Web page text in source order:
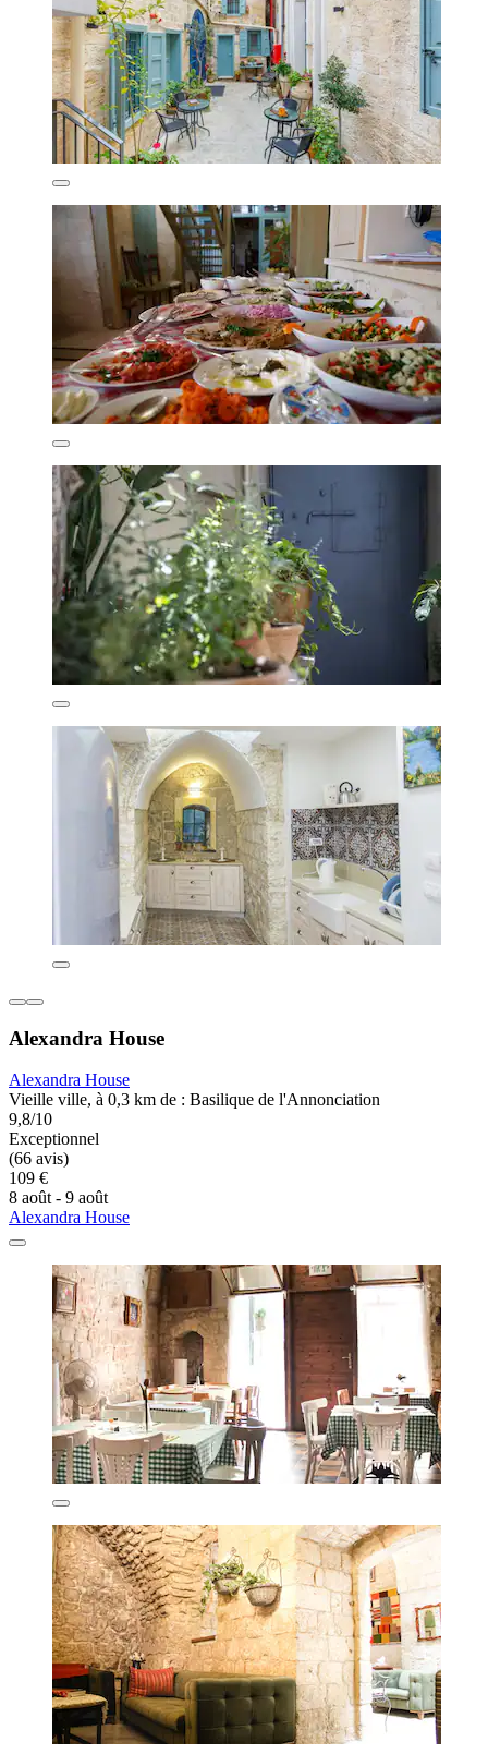
Alexandra House
Alexandra House
Vieille ville, à 0,3 km de : Basilique de l'Annonciation
9,8/10
Exceptionnel
(66 avis)
109 €
8 août - 9 août
Alexandra House